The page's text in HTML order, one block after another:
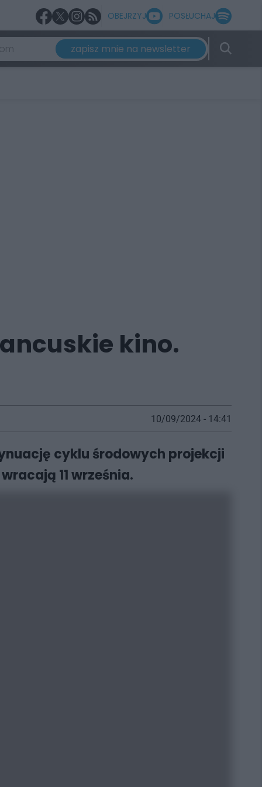
OBEJRZYJ POSŁUCHAJ
zapisz mnie na newsletter
kino.
10/09/2024 - 14:41
cyklu środowych projekcji
11 września.